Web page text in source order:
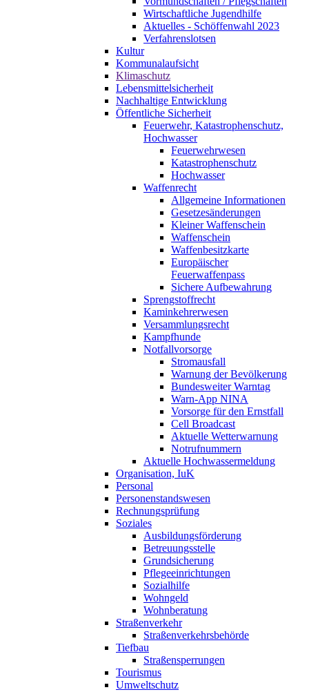
Wirtschaftliche Jugendhilfe
Aktuelles - Schöffenwahl 2023
Verfahrenslotsen
Kultur
Kommunalaufsicht
Klimaschutz
Lebensmittelsicherheit
Nachhaltige Entwicklung
Öffentliche Sicherheit
Feuerwehr, Katastrophenschutz,
Hochwasser
Feuerwehrwesen
Katastrophenschutz
Hochwasser
Waffenrecht
Allgemeine Informationen
Gesetzesänderungen
Kleiner Waffenschein
Waffenschein
Waffenbesitzkarte
Europäischer
Feuerwaffenpass
Sichere Aufbewahrung
Sprengstoffrecht
Kaminkehrerwesen
Versammlungsrecht
Kampfhunde
Notfallvorsorge
Stromausfall
Warnung der Bevölkerung
Bundesweiter Warntag
Warn-App NINA
Vorsorge für den Ernstfall
Cell Broadcast
Aktuelle Wetterwarnung
Notrufnummern
Aktuelle Hochwassermeldung
Organisation, IuK
Personal
Personenstandswesen
Rechnungsprüfung
Soziales
Ausbildungsförderung
Betreuungsstelle
Grundsicherung
Pflegeeinrichtungen
Sozialhilfe
Wohngeld
Wohnberatung
Straßenverkehr
Straßenverkehrsbehörde
Tiefbau
Straßensperrungen
Tourismus
Umweltschutz